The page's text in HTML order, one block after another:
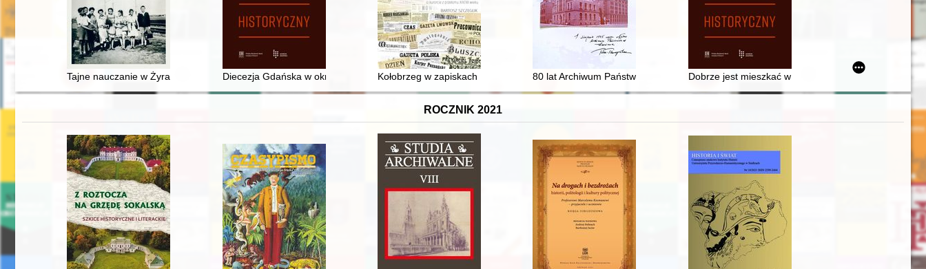
Tajne nauczanie w Żyrardowie w okresie okupacji niemieckiej 1939-1945
Diecezja Gdańska w okresie komunizmu (1945-1989) - recenzja]Kołobrzeg w zapiskach : o kurorcie z przełomu XIX/XX wieku80 lat Archiwum Państwowego w Szczecinie 1945-2025Dobrze jest mieszkać w Zaspie" : działalność
ROCZNIK 2021